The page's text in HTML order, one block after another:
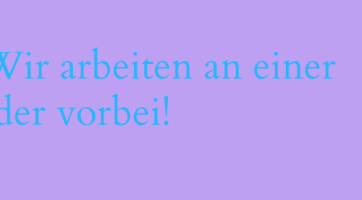
arbeiten an einer
vorbei!